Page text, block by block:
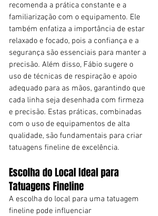
recomenda a prática constante e a
familiarização com o equipamento. Ele
também enfatiza a importância de estar
relaxado e focado, pois a confiança e a
segurança são essenciais para manter a
precisão. Além disso, Fábio sugere o
uso de técnicas de respiração e apoio
adequado para as mãos, garantindo que
cada linha seja desenhada com firmeza
e precisão. Estas práticas, combinadas
com o uso de equipamentos de alta
qualidade, são fundamentais para criar
tatuagens fineline de excelência.
Escolha do Local Ideal para
Tatuagens Fineline
A escolha do local para uma tatuagem
fineline pode influenciar